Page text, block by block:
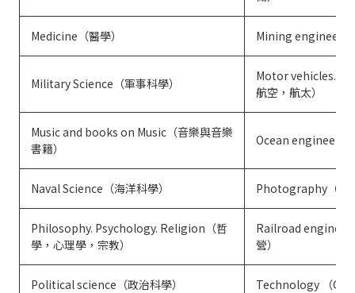
Medicine（醫學） Mining
Military Science（軍事科學）
Motor vehicles.
航空，航太）
Music and books on Music（音樂與音樂
書籍）
Ocean
Naval Science（海洋科學） Photography（攝
Philosophy. Psychology. Religion（哲
學，心理學，宗教）
Railroad
營）
Political science（政治科學） Technology （